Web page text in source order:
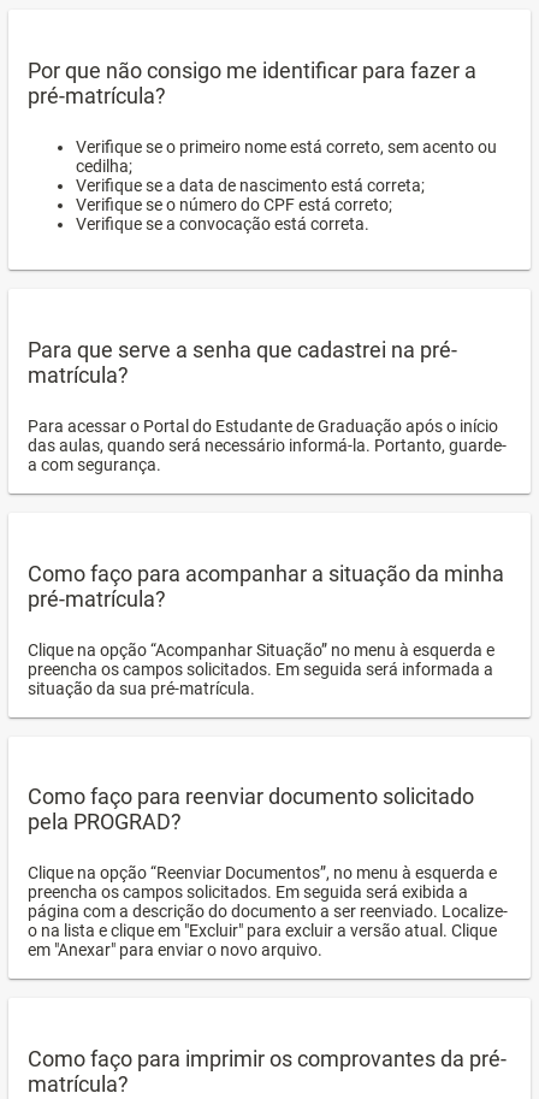
Por que não consigo me identificar para fazer a
pré-matrícula?
Verifique se o primeiro nome está correto, sem acento ou
cedilha;
Verifique se a data de nascimento está correta;
Verifique se o número do CPF está correto;
Verifique se a convocação está correta.
Para que serve a senha que cadastrei na pré-
matrícula?
Para acessar o Portal do Estudante de Graduação após o início
das aulas, quando será necessário informá-la. Portanto, guarde-
a com segurança.
Como faço para acompanhar a situação da minha
pré-matrícula?
Clique na opção “Acompanhar Situação” no menu à esquerda e
preencha os campos solicitados. Em seguida será informada a
situação da sua pré-matrícula.
Como faço para reenviar documento solicitado
pela PROGRAD?
Clique na opção “Reenviar Documentos”, no menu à esquerda e
preencha os campos solicitados. Em seguida será exibida a
página com a descrição do documento a ser reenviado. Localize-
o na lista e clique em "Excluir" para excluir a versão atual. Clique
em "Anexar" para enviar o novo arquivo.
Como faço para imprimir os comprovantes da pré-
matrícula?